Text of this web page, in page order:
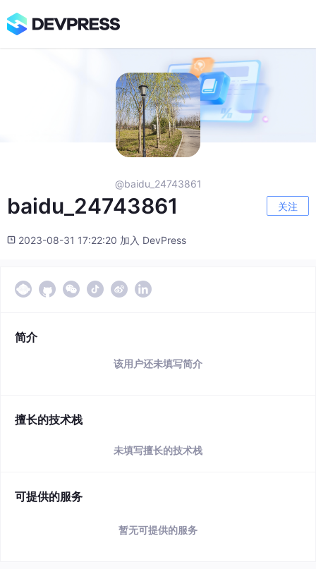
@baidu_24743861
baidu_24743861 关注
2023-08-31 17:22:20 加入 DevPress
简介
该用户还未填写简介
擅长的技术栈
未填写擅长的技术栈
可提供的服务
暂无可提供的服务